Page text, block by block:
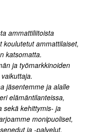
ammattiliitoista
koulutetut ammattilaiset,
katsomatta.
ja työmarkkinoiden
jäsentemme ja alalle
elämäntilanteissa,
sekä kehittymis- ja
monipuoliset,
ja -palvelut.